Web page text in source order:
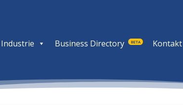
Industrie Business Directory BETA Kontakt